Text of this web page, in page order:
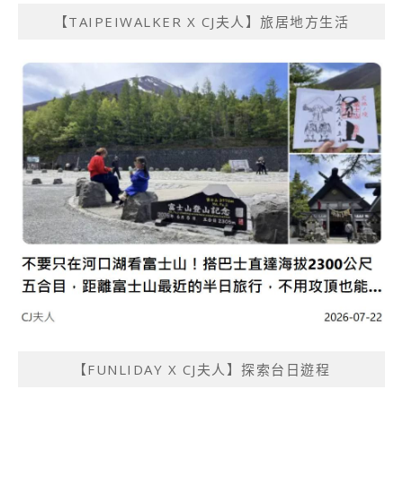
【TAIPEIWALKER X CJ夫人】旅居地方生活
【FUNLIDAY X CJ夫人】探索台日遊程